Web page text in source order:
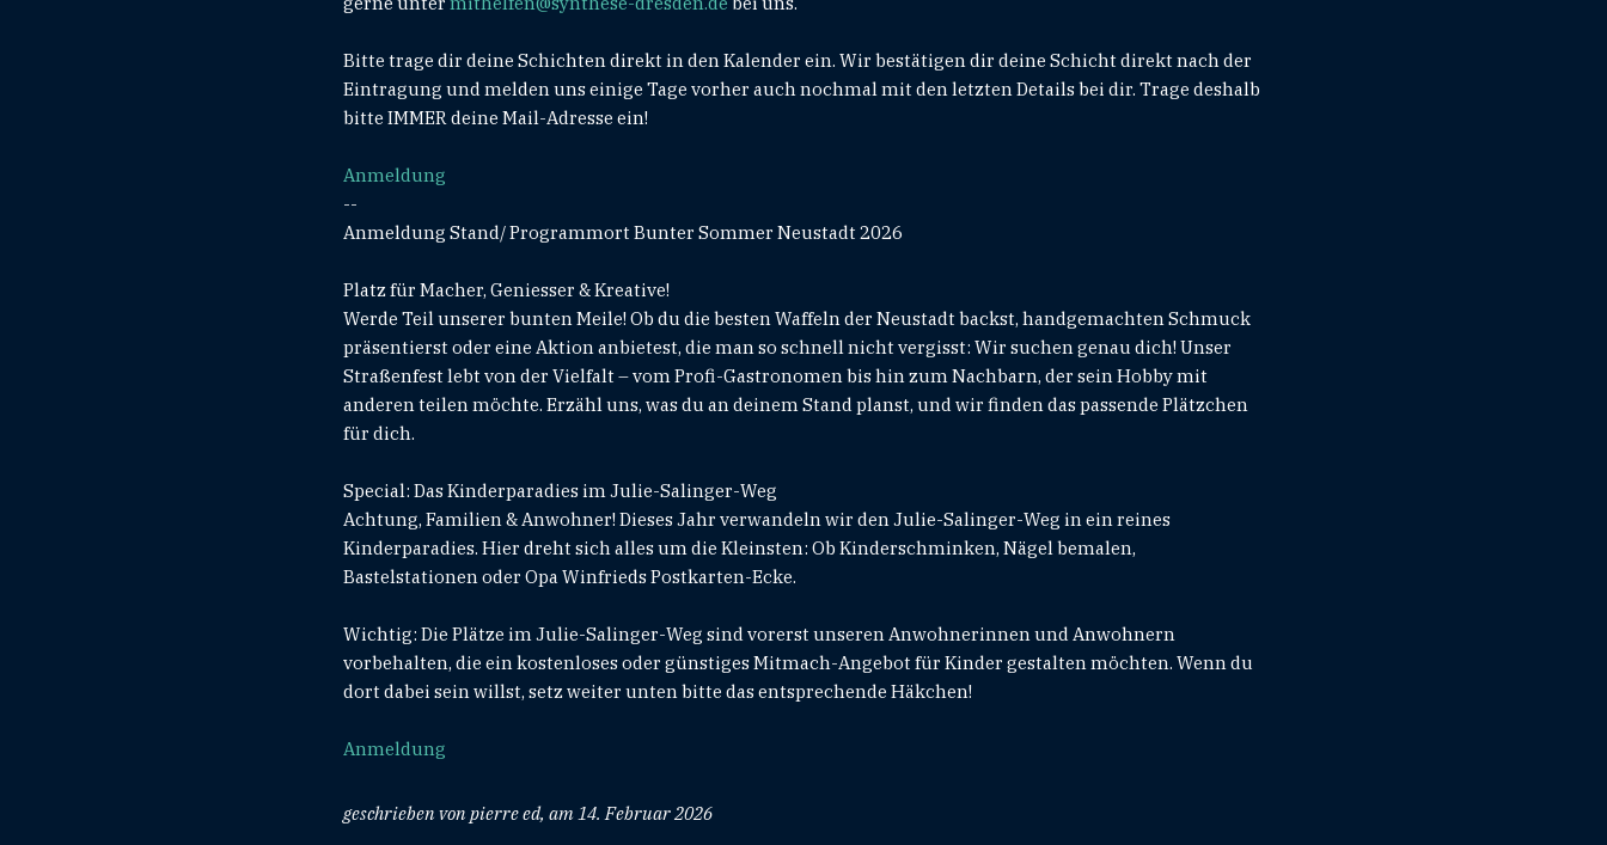
Bitte trage dir deine Schichten direkt in den Kalender ein. Wir bestätigen dir deine Schicht direkt nach der
Eintragung und melden uns einige Tage vorher auch nochmal mit den letzten Details bei dir. Trage deshalb
bitte IMMER deine Mail-Adresse ein!
Anmeldung
--
Anmeldung Stand/ Programmort Bunter Sommer Neustadt 2026
Platz für Macher, Geniesser & Kreative!
Werde Teil unserer bunten Meile! Ob du die besten Waffeln der Neustadt backst, handgemachten Schmuck
präsentierst oder eine Aktion anbietest, die man so schnell nicht vergisst: Wir suchen genau dich! Unser
Straßenfest lebt von der Vielfalt – vom Profi-Gastronomen bis hin zum Nachbarn, der sein Hobby mit
anderen teilen möchte. Erzähl uns, was du an deinem Stand planst, und wir finden das passende Plätzchen
für dich.
Special: Das Kinderparadies im Julie-Salinger-Weg
Achtung, Familien & Anwohner! Dieses Jahr verwandeln wir den Julie-Salinger-Weg in ein reines
Kinderparadies. Hier dreht sich alles um die Kleinsten: Ob Kinderschminken, Nägel bemalen,
Bastelstationen oder Opa Winfrieds Postkarten-Ecke.
Wichtig: Die Plätze im Julie-Salinger-Weg sind vorerst unseren Anwohnerinnen und Anwohnern
vorbehalten, die ein kostenloses oder günstiges Mitmach-Angebot für Kinder gestalten möchten. Wenn du
dort dabei sein willst, setz weiter unten bitte das entsprechende Häkchen!
Anmeldung
geschrieben von pierre ed, am 14. Februar 2026